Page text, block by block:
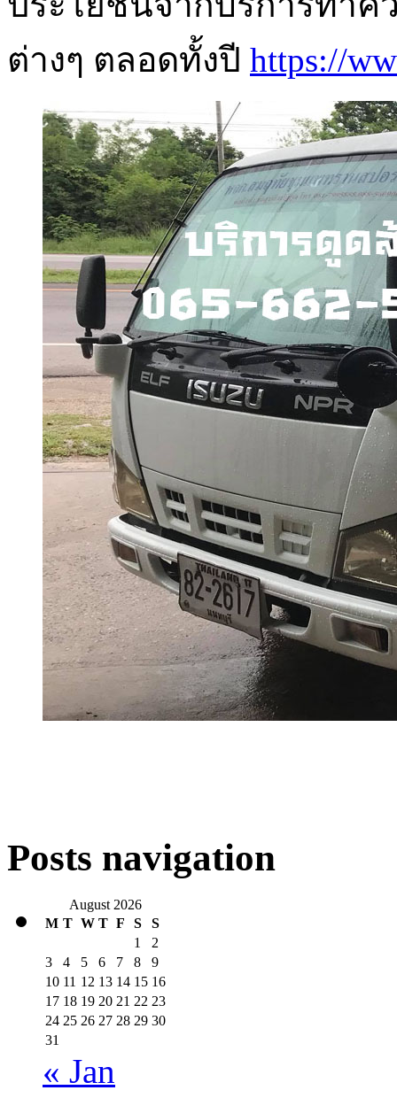
ต่างๆ ตลอดทั้งปี https://
Posts navigation
August 2026
M T W T F S
S
1
2
3
4 5 6 7 8
9
10 11 12 13 14 15 16
17 18 19 20 21 22 23
24 25 26 27 28 29 30
31
« Jan